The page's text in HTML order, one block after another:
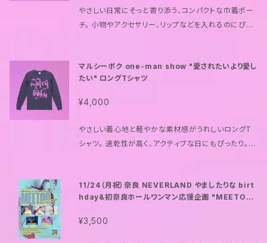
やさしい日常にそっと寄り添う、コンパクトな巾着ポー
チ。 小物やアクセサリー、リップなどを入れるのにぴっ
ブの日の特別な思い出を、毎日の中でも感じられるア
イテムです。
マルシーボク one-man show "愛されたいより愛し
たい" ロングTシャツ
¥4,000
やさしい着心地と軽やかな素材感がうれしいロングT
シャツ。 速乾性が高く、アクティブな日にもぴったり。 フ
たくなる一枚です。
11/24（月祝）奈良 NEVERLAND やましたりな birt
hday&初奈良ホールワンマン応援企画 "MEETOO
¥3,500